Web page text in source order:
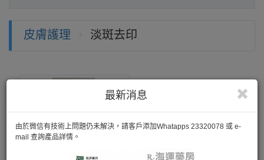
最新消息
由於微信有技術上問題仍未解決，請客戶添加Whatapps 23320078 或 e-
mail 查詢產品詳情。
皮膚護理 淡斑去印